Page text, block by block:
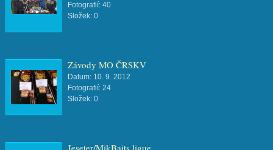
Fotografií: 40
Složek: 0
Závody MO ČRSKV
Datum: 10. 9. 2012
Fotografií: 24
Složek: 0
Jeseter/MikBaits ligue